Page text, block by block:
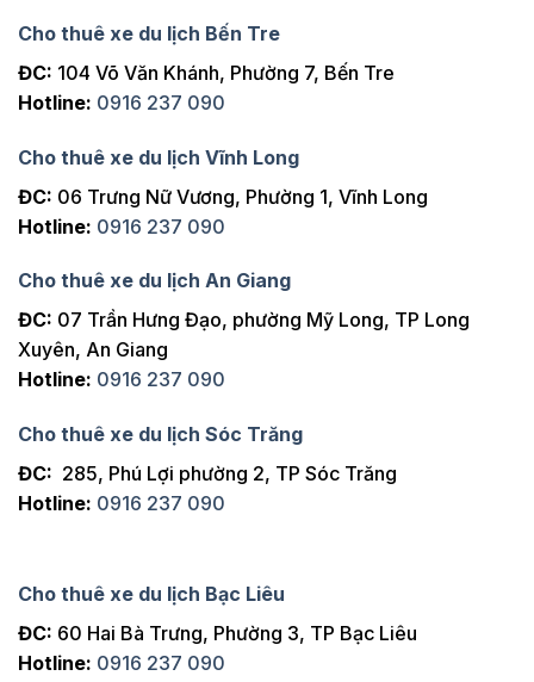
Cho thuê xe du lịch Bến Tre
ĐC: 104 Võ Văn Khánh, Phường 7, Bến Tre
Hotline: 0916 237 090
Cho thuê xe du lịch Vĩnh Long
ĐC: 06 Trưng Nữ Vương, Phường 1, Vĩnh Long
Hotline: 0916 237 090
Cho thuê xe du lịch An Giang
ĐC: 07 Trần Hưng Đạo, phường Mỹ Long, TP Long
Xuyên, An Giang
Hotline: 0916 237 090
Cho thuê xe du lịch Sóc Trăng
ĐC: 285, Phú Lợi phường 2, TP Sóc Trăng
Hotline: 0916 237 090
Cho thuê xe du lịch Bạc Liêu
ĐC: 60 Hai Bà Trưng, Phường 3, TP Bạc Liêu
Hotline: 0916 237 090